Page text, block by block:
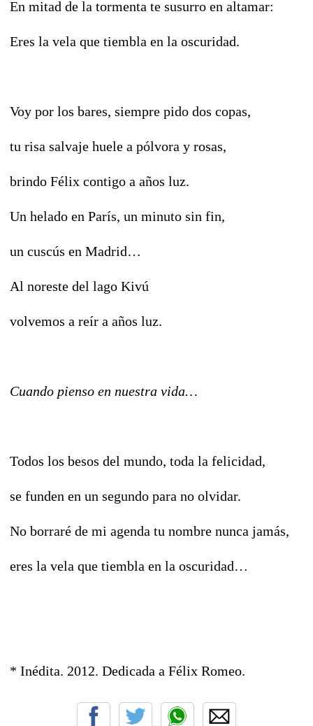
En mitad de la tormenta te susurro en altamar:
Eres la vela que tiembla en la oscuridad.
Voy por los bares, siempre pido dos copas,
tu risa salvaje huele a pólvora y rosas,
brindo Félix contigo a años luz.
Un helado en París, un minuto sin fin,
un cuscús en Madrid…
Al noreste del lago Kivú
volvemos a reír a años luz.
Cuando pienso en nuestra vida…
Todos los besos del mundo, toda la felicidad,
se funden en un segundo para no olvidar.
No borraré de mi agenda tu nombre nunca jamás,
eres la vela que tiembla en la oscuridad…
* Inédita. 2012. Dedicada a Félix Romeo.